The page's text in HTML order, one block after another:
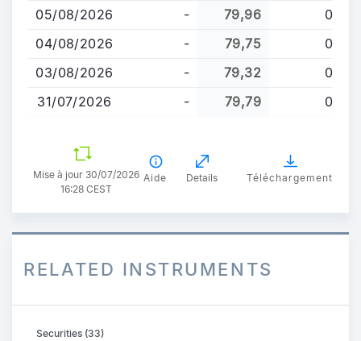
principal
05/08/2026
- 79,96
0
04/08/2026
- 79,75
0
03/08/2026
- 79,32
0
31/07/2026
- 79,79 0
Mise à jour 30/07/2026
16:28 CEST
Aide Details Téléchargement
RELATED INSTRUMENTS
Securities (33)